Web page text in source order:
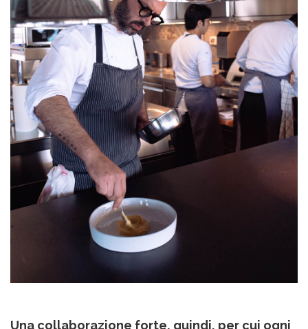
Una collaborazione forte, quindi, per cui ogni